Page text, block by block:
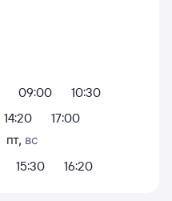
09:00
10:30
14:20
17:00
пт, вс
15:30
16:20